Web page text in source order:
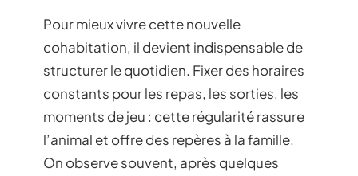
Pour mieux vivre cette nouvelle
cohabitation, il devient indispensable de
structurer le quotidien. Fixer des horaires
constants pour les repas, les sorties, les
moments de jeu : cette régularité rassure
l’animal et offre des repères à la famille.
On observe souvent, après quelques